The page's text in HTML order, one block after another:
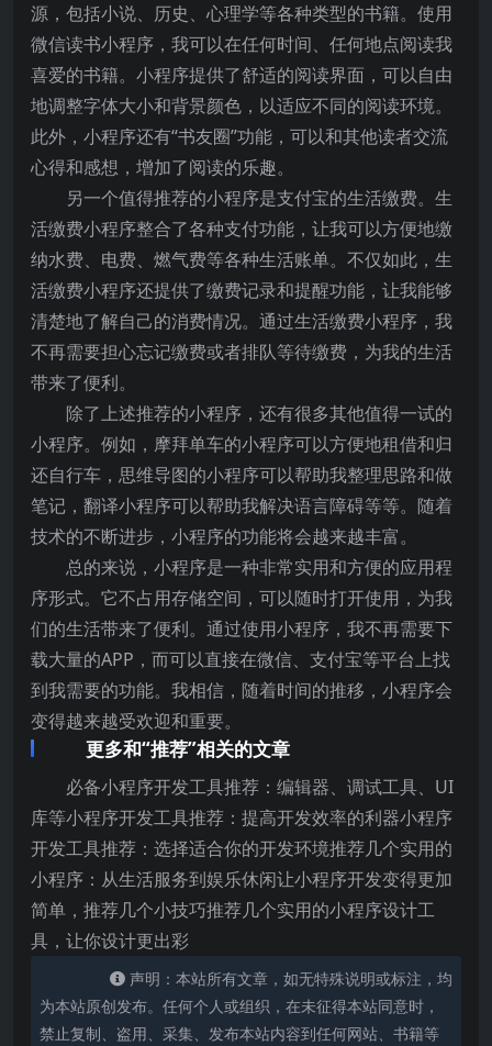
源，包括小说、历史、心理学等各种类型的书籍。使用
微信读书小程序，我可以在任何时间、任何地点阅读我
喜爱的书籍。小程序提供了舒适的阅读界面，可以自由
地调整字体大小和背景颜色，以适应不同的阅读环境。
此外，小程序还有“书友圈”功能，可以和其他读者交流
心得和感想，增加了阅读的乐趣。
另一个值得推荐的小程序是支付宝的生活缴费。生
活缴费小程序整合了各种支付功能，让我可以方便地缴
纳水费、电费、燃气费等各种生活账单。不仅如此，生
活缴费小程序还提供了缴费记录和提醒功能，让我能够
清楚地了解自己的消费情况。通过生活缴费小程序，我
不再需要担心忘记缴费或者排队等待缴费，为我的生活
带来了便利。
除了上述推荐的小程序，还有很多其他值得一试的
小程序。例如，摩拜单车的小程序可以方便地租借和归
还自行车，思维导图的小程序可以帮助我整理思路和做
笔记，翻译小程序可以帮助我解决语言障碍等等。随着
技术的不断进步，小程序的功能将会越来越丰富。
总的来说，小程序是一种非常实用和方便的应用程
序形式。它不占用存储空间，可以随时打开使用，为我
们的生活带来了便利。通过使用小程序，我不再需要下
载大量的APP，而可以直接在微信、支付宝等平台上找
到我需要的功能。我相信，随着时间的推移，小程序会
变得越来越受欢迎和重要。
更多和“推荐”相关的文章
必备小程序开发工具推荐：编辑器、调试工具、UI
库等小程序开发工具推荐：提高开发效率的利器小程序
开发工具推荐：选择适合你的开发环境推荐几个实用的
小程序：从生活服务到娱乐休闲让小程序开发变得更加
简单，推荐几个小技巧推荐几个实用的小程序设计工
具，让你设计更出彩
声明：本站所有文章，如无特殊说明或标注，均
为本站原创发布。任何个人或组织，在未征得本站同意时，
禁止复制、盗用、采集、发布本站内容到任何网站、书籍等